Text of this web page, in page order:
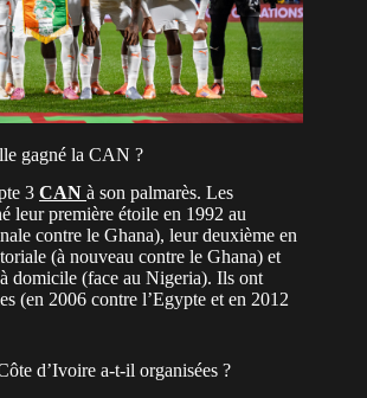
gagné la CAN ?
3 CAN à son palmarès. Les
leur première étoile en 1992 au
contre le Ghana), leur deuxième en
(à nouveau contre le Ghana) et
domicile (face au Nigeria). Ils ont
(en 2006 contre l’Egypte et en 2012
d’Ivoire a-t-il organisées ?